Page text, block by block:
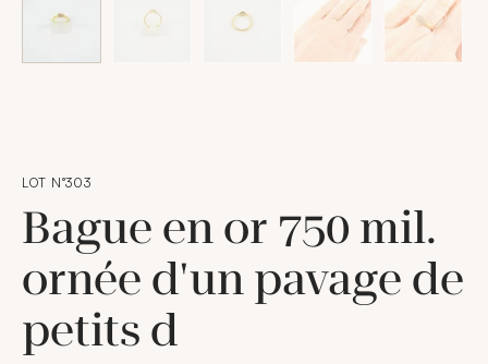
LOT N°303
Bague en or 750 mil.
ornée d'un pavage de
petits d